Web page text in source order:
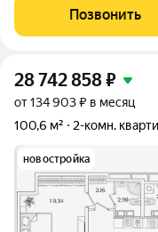
первых минут
ХАРАКТЕРИСТИКИ
Позвонить
28 742 858₽
от 134 903 ₽ в месяц
100,6 м²
2-комн.
новостройка